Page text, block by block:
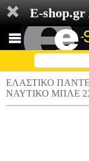
E-shop.gr
ΕΛΑΣΤΙΚΟ
ΝΑΥΤΙΚΟ ΜΠΛΕ